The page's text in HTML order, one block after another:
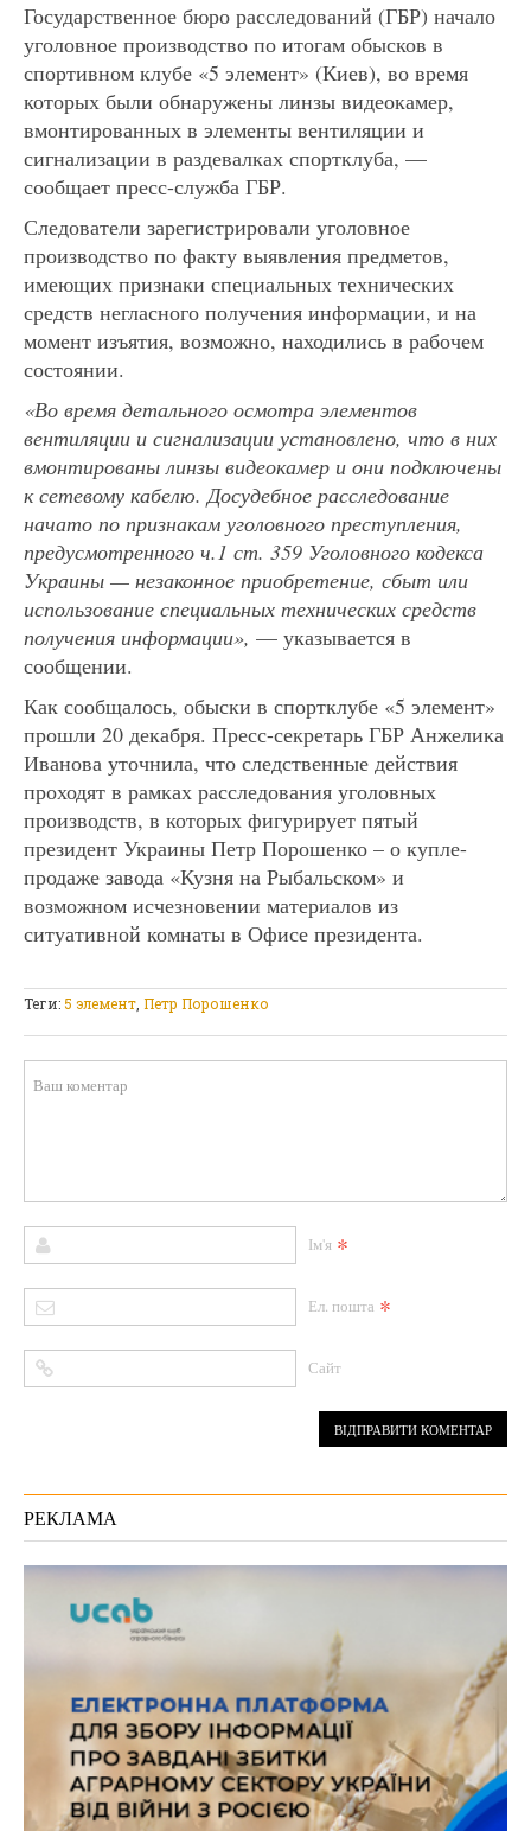
Государственное бюро расследований (ГБР) начало
уголовное производство по итогам обысков в
спортивном клубе «5 элемент» (Киев), во время
которых были обнаружены линзы видеокамер,
вмонтированных в элементы вентиляции и
сигнализации в раздевалках спортклуба, —
сообщает пресс-служба ГБР.
Следователи зарегистрировали уголовное
производство по факту выявления предметов,
имеющих признаки специальных технических
средств негласного получения информации, и на
момент изъятия, возможно, находились в рабочем
состоянии.
«Во время детального осмотра элементов
вентиляции и сигнализации установлено, что в них
вмонтированы линзы видеокамер и они подключены
к сетевому кабелю. Досудебное расследование
начато по признакам уголовного преступления,
предусмотренного ч.1 ст. 359 Уголовного кодекса
Украины — незаконное приобретение, сбыт или
использование специальных технических средств
получения информации», — указывается в
сообщении.
Как сообщалось, обыски в спортклубе «5 элемент»
прошли 20 декабря. Пресс-секретарь ГБР Анжелика
Иванова уточнила, что следственные действия
проходят в рамках расследования уголовных
производств, в которых фигурирует пятый
президент Украины Петр Порошенко – о купле-
продаже завода «Кузня на Рыбальском» и
возможном исчезновении материалов из
ситуативной комнаты в Офисе президента.
Теги: 5 элемент Петр Порошенко
Ім'я *
Ел. пошта *
Сайт
РЕКЛАМА